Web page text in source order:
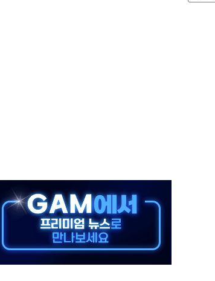
기간, 대표팀 무패 外
력 시험하려 한정적 침공 가능성"
역 갈등, 협의 테이블에
여름
공매